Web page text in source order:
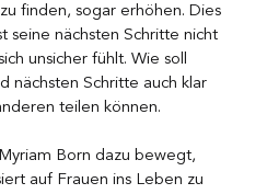
finden, sogar erhöhen. Dies
seine nächsten Schritte nicht
unsicher fühlt. Wie soll
nächsten Schritte auch klar
teilen können.
Born dazu bewegt,
auf Frauen ins Leben zu